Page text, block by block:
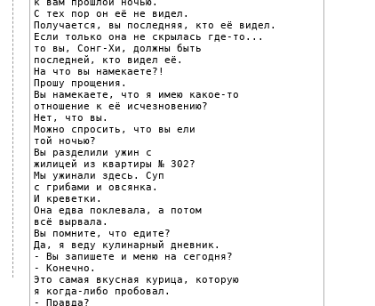
С тех пор он её не видел.
Получается, вы последняя, кто её видел.
Если только она не скрылась где-то...
то вы, Сонг-Хи, должны быть
последней, кто видел её.
На что вы намекаете?!
Прошу прощения.
Вы намекаете, что я имею какое-то
отношение к её исчезновению?
Нет, что вы.
Можно спросить, что вы ели
той ночью?
Вы разделили ужин с
жилицей из квартиры № 302?
Мы ужинали здесь. Суп
с грибами и овсянка.
И креветки.
Она едва поклевала, а потом
всё вырвала.
Вы помните, что едите?
Да, я веду кулинарный дневник.
- Вы запишете и меню на сегодня?
- Конечно.
Это самая вкусная курица, которую
я когда-либо пробовал.
- Правда?